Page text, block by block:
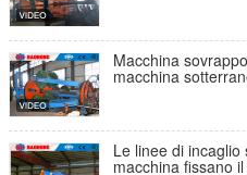
Macchina
macchina
Le linee di
macchina fissano